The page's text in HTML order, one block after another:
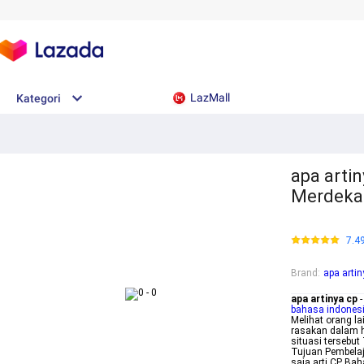
Kategori LazMall
apa
Brand : apa
apa artinya cp
bahasa
Melihat orang
rasakan dalam
situasi tersebut
Tujuan